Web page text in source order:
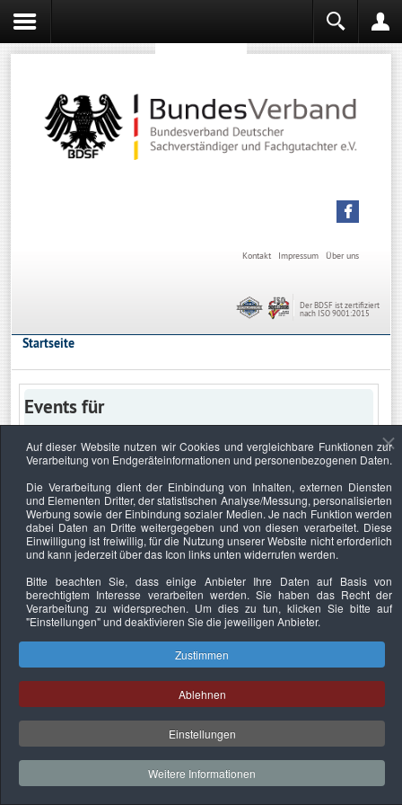
Über uns
Impressum
Kontakt
Der BDSF ist zertifiziert
nach ISO 9001:2015
Startseite
Events für
Keine Termine
Datenschutzerklärung Urheberrechtsnachweise Nachhaltigkeit
Copyright © 2026. Bundesverband Deutscher
Sachverständiger und Fachgutachter e.V..
Auf dieser Website nutzen wir Cookies und vergleichbare Funktionen zur
Verarbeitung von Endgeräteinformationen und personenbezogenen Daten.
Die Verarbeitung dient der Einbindung von Inhalten, externen Diensten
und Elementen Dritter, der statistischen Analyse/Messung, personalisierten
Werbung sowie der Einbindung sozialer Medien. Je nach Funktion werden
dabei Daten an Dritte weitergegeben und von diesen verarbeitet. Diese
Einwilligung ist freiwillig, für die Nutzung unserer Website nicht erforderlich
und kann jederzeit über das Icon links unten widerrufen werden.
Bitte beachten Sie, dass einige Anbieter Ihre Daten auf Basis von
berechtigtem Interesse verarbeiten werden. Sie haben das Recht der
Verarbeitung zu widersprechen. Um dies zu tun, klicken Sie bitte auf
"Einstellungen"und deaktivieren Sie die jeweiligen Anbieter.
Zustimmen
Ablehnen
Einstellungen
Weitere Informationen